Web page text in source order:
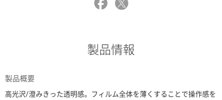
製品情報
製品概要
高光沢/澄みきった透明感。フィルム全体を薄くすることで操作感を